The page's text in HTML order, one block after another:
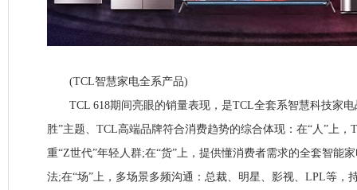
(TCL智慧家电全系产品)
TCL 618期间亮眼的销量表现，是TCL全套系智慧科技家电
胜”主题、TCL高端品牌符合消费趋势的综合体现：在“人”上，
重“Z世代”年轻人群;在“货”上，提供懂消费者需求的全套智能
法;在“场”上，多场景多频沟通：总裁、明星、影视、LPL等，